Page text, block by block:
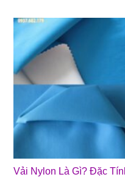
Vải Nylon Là Gì? Đặc